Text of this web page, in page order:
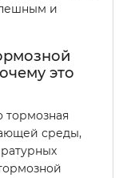
и
это
тормозная
среды,